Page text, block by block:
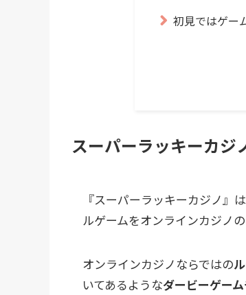
初見ではゲー
スーパーラッキーカジ
『スーパーラッキーカジノ』
ルゲームをオンラインカジノ
オンラインカジノならではの
いてあるようなダービーゲー